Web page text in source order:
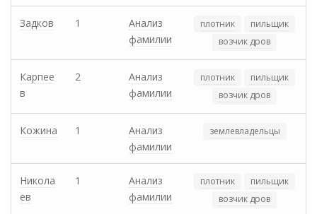
Задков 1
Анализ
фамилии
плотник
пильщик
возчик дров
Карпее
в
2
Анализ
фамилии
плотник
пильщик
возчик дров
Кожина 1
Анализ
фамилии
землевладельцы
Никола
ев
1
Анализ
фамилии
плотник
пильщик
возчик дров